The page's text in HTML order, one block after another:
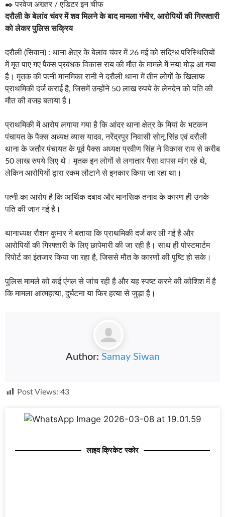
✒️ परवेज अख्तर / एडिटर इन चीफ
दरौली के बेलांव चंवर में शव मिलने के बाद मामला गंभीर, आरोपियों की गिरफ्तारी
को लेकर पुलिस सक्रिय
दरौली (सिवान) : थाना क्षेत्र के बेलांव चंवर में 26 मई को संदिग्ध परिस्थितियों
में मृत पाए गए पैक्स प्रबंधक विकास राय की मौत के मामले में नया मोड़ आ गया
है। मृतक की पत्नी मानमिका रानी ने दरौली थाना में तीन लोगों के खिलाफ
प्राथमिकी दर्ज कराई है, जिसमें उन्होंने 50 लाख रुपये के लेनदेन को पति की
मौत की वजह बताया है।
प्राथमिकी में आरोप लगाया गया है कि आंदर थाना क्षेत्र के मियां के भटकन
पंचायत के पैक्स अध्यक्ष व्यास यादव, नरेंद्रपुर निवासी सोनू सिंह एवं दरौली
थाना के जतौर पंचायत के पूर्व पैक्स अध्यक्ष प्रवीण सिंह ने विकास राय से करीब
50 लाख रुपये लिए थे। मृतक इन लोगों से लगातार पैसा वापस मांग रहे थे,
लेकिन आरोपियों द्वारा रकम लौटाने से इनकार किया जा रहा था।
पत्नी का आरोप है कि आर्थिक दबाव और मानसिक तनाव के कारण ही उनके
पति की जान गई है।
थानाध्यक्ष रौशन कुमार ने बताया कि प्राथमिकी दर्ज कर ली गई है और
आरोपियों की गिरफ्तारी के लिए छापेमारी की जा रही है। साथ ही पोस्टमार्टम
रिपोर्ट का इंतजार किया जा रहा है, जिससे मौत के कारणों की पुष्टि हो सके।
पुलिस मामले को कई एंगल से जांच रही है और यह स्पष्ट करने की कोशिश में है
कि मामला आत्महत्या, दुर्घटना या फिर हत्या से जुड़ा है।
Author: Samay Siwan
Post Views: 43
लाइव क्रिकेट स्कोर